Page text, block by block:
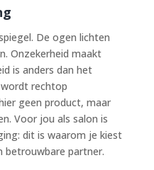
De ogen lichten
Onzekerheid maakt
is anders dan het
rechtop
geen product, maar
Voor jou als salon is
dit is waarom je kiest
betrouwbare partner.